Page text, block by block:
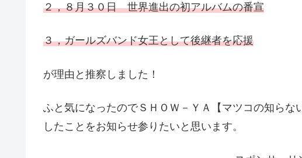
２，８月３０日 世界進出の初アルバムの番宣
３，ガールズバンド女王として後継者を応援
が理由と推察しました！
ふと気になったのでＳＨＯＷ－ＹＡ【マツコの知ら
したことをお知らせ参りたいと思います。